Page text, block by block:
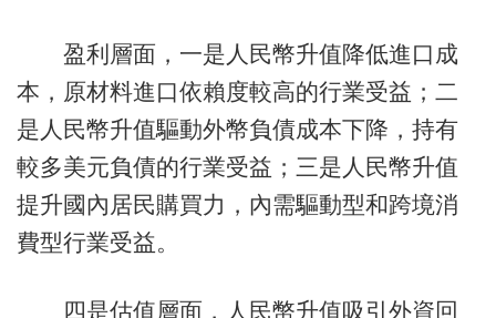
盈利層面，一是人民幣升值降低進口成
本，原材料進口依賴度較高的行業受益；二
是人民幣升值驅動外幣負債成本下降，持有
較多美元負債的行業受益；三是人民幣升值
提升國內居民購買力，內需驅動型和跨境消
費型行業受益。
四是估值層面，人民幣升值吸引外資回